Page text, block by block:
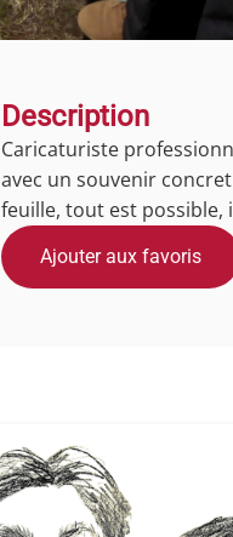
Description
Caricaturiste
avec un souvenir
feuille, tout est possible,
Ajouter aux favoris